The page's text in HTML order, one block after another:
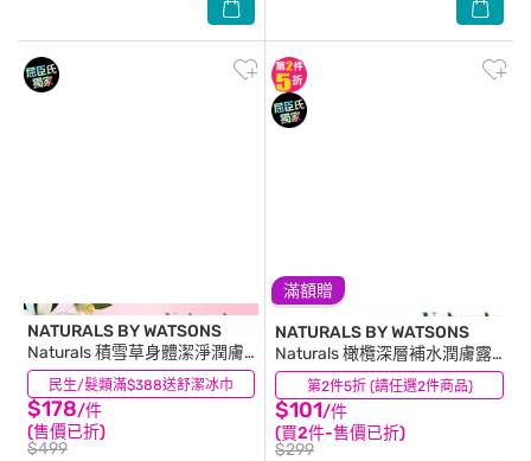
民生/髮類滿$388送舒潔冰巾
NATURALS BY WATSONS
Naturals 積雪草身體潔淨潤膚
組合-沐浴露400ml+潤膚乳
400ml (澄花油木質調 LUV143)
$178/件
(售價已折)
$499
(1)
滿額贈
第2件5折 (請任選2件商品)
NATURALS BY WATSONS
Naturals 橄欖深層補水潤膚露
490ml
$101/件
(買2件-售價已折)
$299
(9)